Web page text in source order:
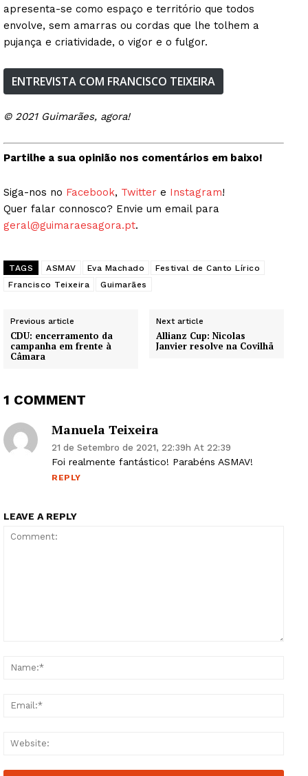
apresenta-se como espaço e território que todos
envolve, sem amarras ou cordas que lhe tolhem a
pujança e criatividade, o vigor e o fulgor.
ENTREVISTA COM FRANCISCO TEIXEIRA
© 2021 Guimarães, agora!
Partilhe a sua opinião nos comentários em baixo!
Siga-nos no Facebook, Twitter e Instagram!
Quer falar connosco? Envie um email para
geral@guimaraesagora.pt.
TAGS ASMAV Eva Machado
Festival de Canto Lírico
Francisco Teixeira
Guimarães
Previous article
CDU: encerramento da
campanha em frente à
Câmara
Next article
Allianz Cup: Nicolas
Janvier resolve na Covilhã
1 COMMENT
Manuela Teixeira
21 de Setembro de 2021, 22:39h At 22:39
Foi realmente fantástico! Parabéns ASMAV!
REPLY
LEAVE A REPLY